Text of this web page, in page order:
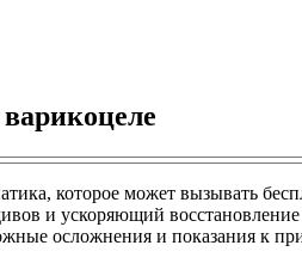
которое может вызывать
и ускоряющий восстановление
осложнения и показания к